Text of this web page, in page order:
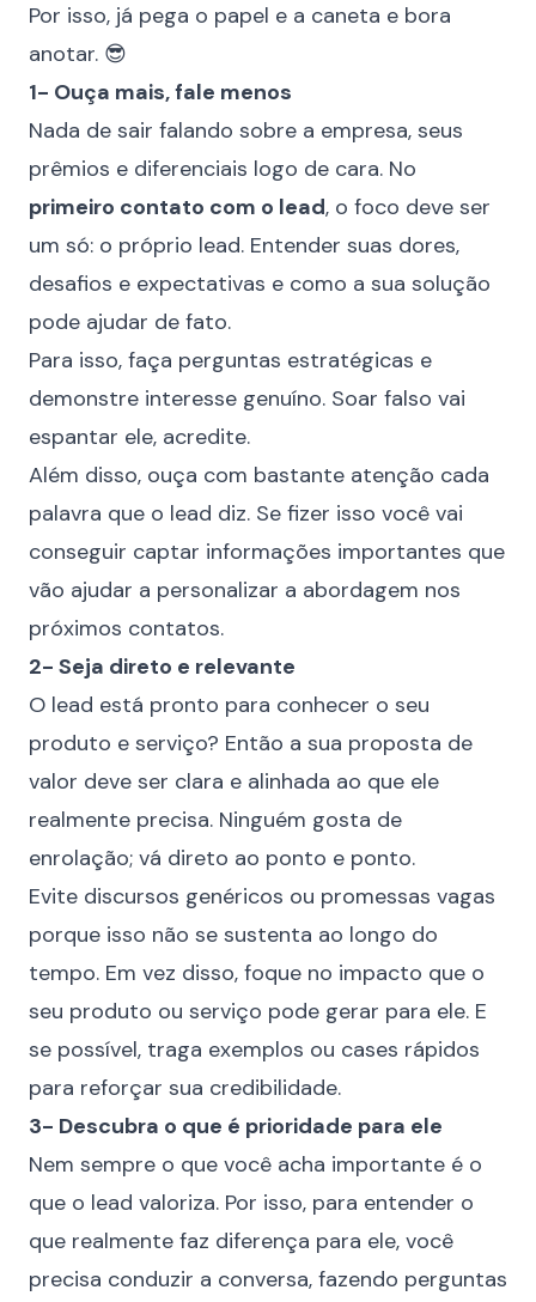
Por isso, já pega o papel e a caneta e bora
anotar. 😎
1- Ouça mais, fale menos
Nada de sair falando sobre a empresa, seus
prêmios e diferenciais logo de cara. No
primeiro contato com o lead, o foco deve ser
um só: o próprio lead. Entender suas dores,
desafios e expectativas e como a sua solução
pode ajudar de fato.
Para isso, faça perguntas estratégicas e
demonstre interesse genuíno. Soar falso vai
espantar ele, acredite.
Além disso, ouça com bastante atenção cada
palavra que o lead diz. Se fizer isso você vai
conseguir captar informações importantes que
vão ajudar a personalizar a abordagem nos
próximos contatos.
2- Seja direto e relevante
O lead está pronto para conhecer o seu
produto e serviço? Então a sua proposta de
valor deve ser clara e alinhada ao que ele
realmente precisa. Ninguém gosta de
enrolação; vá direto ao ponto e ponto.
Evite discursos genéricos ou promessas vagas
porque isso não se sustenta ao longo do
tempo. Em vez disso, foque no impacto que o
seu produto ou serviço pode gerar para ele. E
se possível, traga exemplos ou cases rápidos
para reforçar sua credibilidade.
3- Descubra o que é prioridade para ele
Nem sempre o que você acha importante é o
que o lead valoriza. Por isso, para entender o
que realmente faz diferença para ele, você
precisa conduzir a conversa, fazendo perguntas